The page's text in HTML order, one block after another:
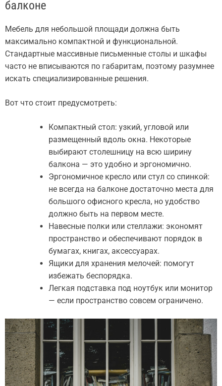
балконе
Мебель для небольшой площади должна быть
максимально компактной и функциональной.
Стандартные массивные письменные столы и шкафы
часто не вписываются по габаритам, поэтому разумнее
искать специализированные решения.
Вот что стоит предусмотреть:
Компактный стол: узкий, угловой или
размещенный вдоль окна. Некоторые
выбирают столешницу на всю ширину
балкона — это удобно и эргономично.
Эргономичное кресло или стул со спинкой:
не всегда на балконе достаточно места для
большого офисного кресла, но удобство
должно быть на первом месте.
Навесные полки или стеллажи: экономят
пространство и обеспечивают порядок в
бумагах, книгах, аксессуарах.
Ящики для хранения мелочей: помогут
избежать беспорядка.
Легкая подставка под ноутбук или монитор
— если пространство совсем ограничено.